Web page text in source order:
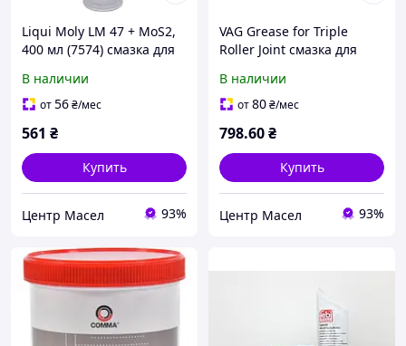
Liqui Moly LM 47 + MoS2,
400 мл (7574) смазка для
В наличии
от56₴/мес
561 ₴
Купить
Центр Масел 93%
VAG Grease for Triple
Roller Joint смазка для
мл (G052186A3)
В наличии
от80₴/мес
798.60₴
Купить
Центр Масел 93%